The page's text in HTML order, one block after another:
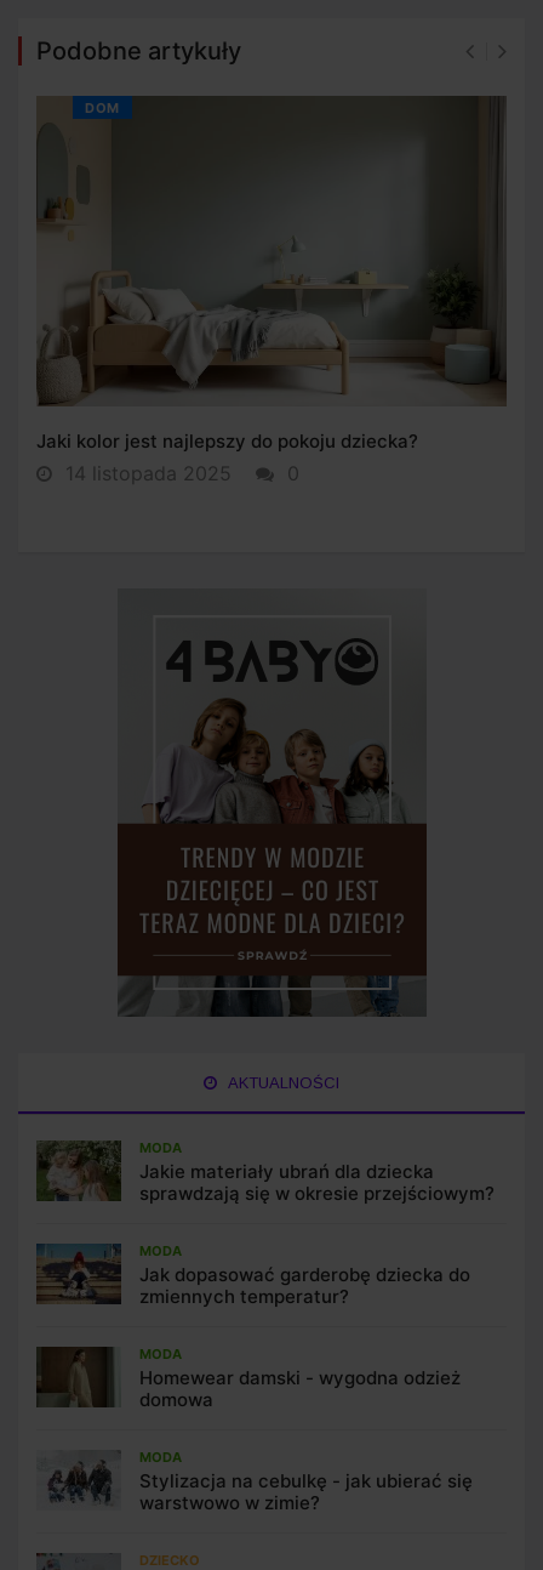
Podobne artykuły
DOM
Jaki kolor jest najlepszy do pokoju dziecka?
14 listopada 2025 0
AKTUALNOŚCI
MODA
Jakie materiały ubrań dla dziecka
sprawdzają się w okresie przejściowym?
MODA
Jak dopasować garderobę dziecka do
zmiennych temperatur?
MODA
Homewear damski - wygodna odzież
domowa
MODA
Stylizacja na cebulkę - jak ubierać się
warstwowo w zimie?
DZIECKO